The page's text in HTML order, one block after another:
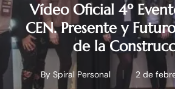
Vídeo Oficial 4º
CEN. Presente y
de la
By Spiral Personal 2 de